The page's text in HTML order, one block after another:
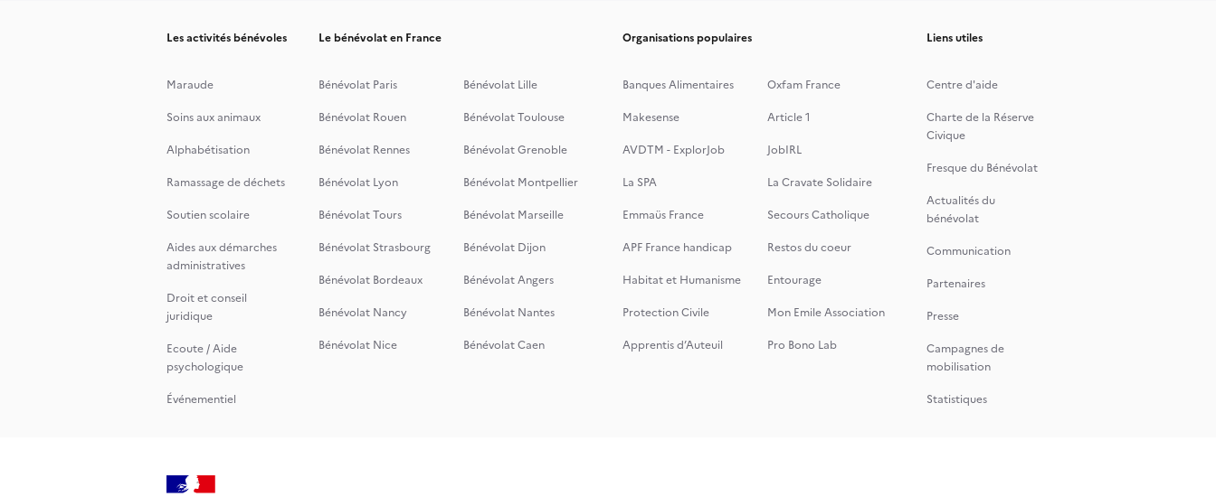
Les activités bénévoles
Maraude
Soins aux animaux
Alphabétisation
Ramassage de déchets
Soutien scolaire
Aides aux démarches
administratives
Droit et conseil
juridique
Ecoute / Aide
psychologique
Événementiel
Le bénévolat en France
Bénévolat Paris
Bénévolat Lille
Bénévolat Rouen
Bénévolat Toulouse
Bénévolat Rennes
Bénévolat Grenoble
Bénévolat Lyon
Bénévolat Montpellier
Bénévolat Tours
Bénévolat Marseille
Bénévolat Strasbourg
Bénévolat Dijon
Bénévolat Bordeaux
Bénévolat Angers
Bénévolat Nancy
Bénévolat Nantes
Bénévolat Nice
Bénévolat Caen
Organisations populaires
Banques Alimentaires
Oxfam France
Makesense
Article 1
AVDTM - ExplorJob
JobIRL
La SPA
La Cravate Solidaire
Emmaüs France
Secours Catholique
APF France handicap
Restos du coeur
Habitat et Humanisme
Entourage
Protection Civile
Mon Emile Association
Apprentis d’Auteuil
Pro Bono Lab
Liens utiles
Centre d'aide
Charte de la Réserve
Civique
Fresque du Bénévolat
Actualités du
bénévolat
Communication
Partenaires
Presse
Campagnes de
mobilisation
Statistiques